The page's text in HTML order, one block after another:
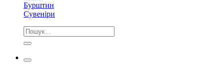
Бурштин
Сувеніри